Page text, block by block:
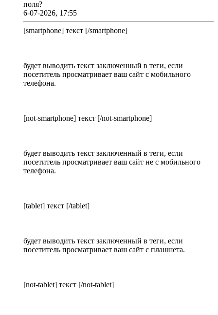
поля?
6-07-2026, 17:55
[smartphone] текст [/smartphone]
будет выводить текст заключенный в теги, если
посетитель просматривает ваш сайт с мобильного
телефона.
[not-smartphone] текст [/not-smartphone]
будет выводить текст заключенный в теги, если
посетитель просматривает ваш сайт не с мобильного
телефона.
[tablet] текст [/tablet]
будет выводить текст заключенный в теги, если
посетитель просматривает ваш сайт с планшета.
[not-tablet] текст [/not-tablet]